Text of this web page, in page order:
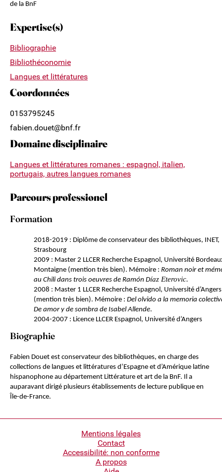
de la BnF
Expertise(s)
Bibliographie
Bibliothéconomie
Langues et littératures
Coordonnées
0153795245
fabien.douet@bnf.fr
Domaine disciplinaire
Langues et littératures romanes : espagnol, italien,
portugais, autres langues romanes
Parcours professionel
Formation
2018-2019 : Diplôme de conservateur des bibliothèques, INET,
Strasbourg
2009 : Master 2 LLCER Recherche Espagnol, Université
Montaigne (mention très bien). Mémoire : Roman noir et
au Chili dans trois oeuvres de Ramón Díaz Eterovic.
2008 : Master 1 LLCER Recherche Espagnol, Université d’Angers
(mention très bien). Mémoire : Del olvido a la memoria
De amor y de sombra de Isabel Allende.
2004-2007 : Licence LLCER Espagnol, Université d’Angers
Biographie
Fabien Douet est conservateur des bibliothèques, en charge des
collections de langues et littératures d’Espagne et d’Amérique latine
hispanophone au département Littérature et art de la BnF. Il a
auparavant dirigé plusieurs établissements de lecture publique en
Île-de-France.
Mentions légales
Contact
Accessibilité: non conforme
A propos